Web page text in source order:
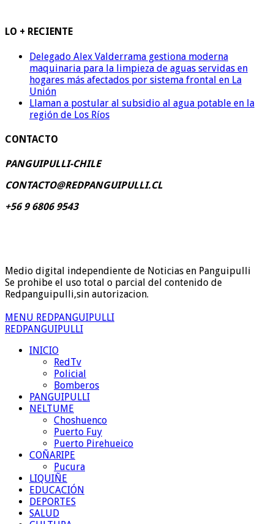
LO + RECIENTE
Delegado Alex Valderrama gestiona moderna
maquinaria para la limpieza de aguas servidas en
hogares más afectados por sistema frontal en La
Unión
Llaman a postular al subsidio al agua potable en la
región de Los Ríos
CONTACTO
PANGUIPULLI-CHILE
CONTACTO@REDPANGUIPULLI.CL
+56 9 6806 9543
Medio digital independiente de Noticias en Panguipulli
Se prohibe el uso total o parcial del contenido de
Redpanguipulli,sin autorizacion.
MENU REDPANGUIPULLI
REDPANGUIPULLI
INICIO
RedTv
Policial
Bomberos
PANGUIPULLI
NELTUME
Choshuenco
Puerto Fuy
Puerto Pirehueico
COÑARIPE
Pucura
LIQUIÑE
EDUCACIÓN
DEPORTES
SALUD